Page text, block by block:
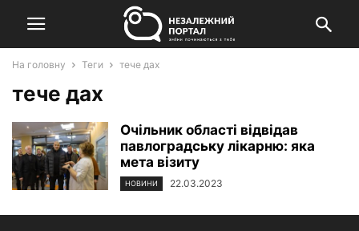
На головну Теги тече дах
тече дах
Очільник області відвідав
павлоградську лікарню: яка
мета візиту
НОВИНИ 22.03.2023